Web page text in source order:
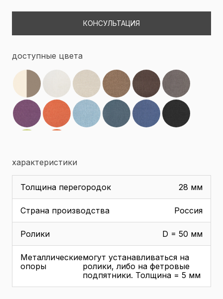
КОНСУЛЬТАЦИЯ
доступные цвета
характеристики
Толщина перегородок 28 мм
Страна производства Россия
Ролики D = 50 мм
Металлические
опоры
могут устанавливаться на
ролики, либо на фетровые
подпятники. Толщина = 5 мм